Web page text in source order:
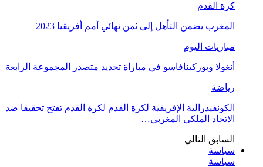
كرة القدم
المغرب يضمن التأهل إلى ثمن نهائي أمم أفريقيا 2023
مباريات اليوم
أنغولا وبوركينافاسو في مباراة تحديد متصدر المجموعة الرابعة
رياضة
الكونفيدرالية الإفريقية لكرة القدم لكرة القدم تفتح تحقيقا ضد
الاتحاد الملكي المغربي…
السابق التالي
سياسة
سياسة